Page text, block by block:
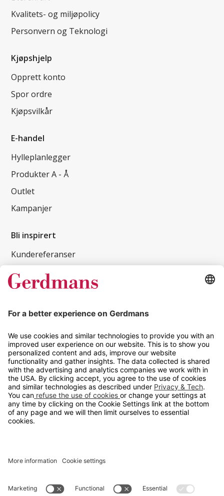
Kvalitets- og miljøpolicy
Personvern og Teknologi
Kjøpshjelp
Opprett konto
Spor ordre
Kjøpsvilkår
E-handel
Hylleplanlegger
Produkter A - Å
Outlet
Kampanjer
Bli inspirert
Kundereferanser
Magasin
Tips og guider
Kontakt
info@gerdmans.no
67 80 56 20
Åpningstid
Hverdager 08:00-16:00